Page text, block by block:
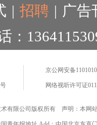
| 招聘 | 广告
：
京公网安备
网络视听许可证
有限公司版权所有 声明：本网